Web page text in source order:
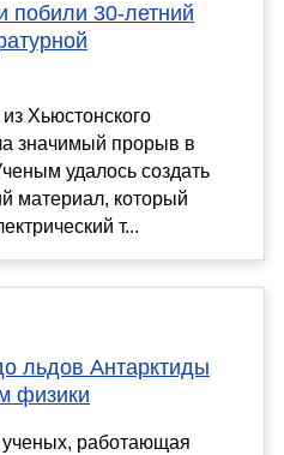
побили 30-летний
Хьюстонского
значимый прорыв в
удалось создать
материал, который
т...
льдов Антарктиды
физики
работающая